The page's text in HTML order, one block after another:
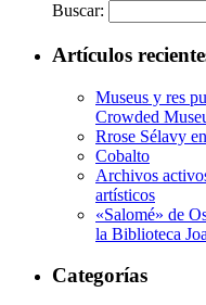
Buscar:
Artículos
Museus y res
Crowded
Rrose Sélavy
Cobalto
Archivos
artísticos
«Salomé» de
la Biblioteca
Categorías